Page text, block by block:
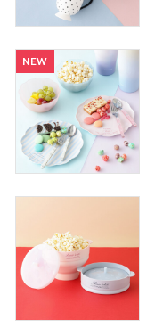
NEW